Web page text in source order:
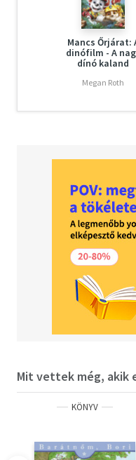
Mancs Őrjárat:
dinófilm - A
dínó kaland
Megan Roth
Mit vettek még, akik
KÖNYV